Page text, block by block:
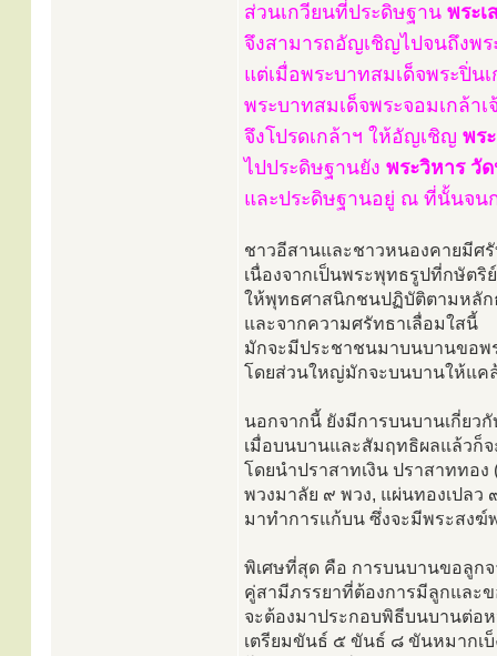
ส่วนเกวียนที่ประดิษฐาน พระเ
จึงสามารถอัญเชิญไปจนถึงพร
แต่เมื่อพระบาทสมเด็จพระปิ่น
พระบาทสมเด็จพระจอมเกล้า
จึงโปรดเกล้าฯ ให้อัญเชิญ พร
ไปประดิษฐานยัง พระวิหาร วั
และประดิษฐานอยู่ ณ ที่นั้นจน
ชาวอีสานและชาวหนองคายมีศ
เนื่องจากเป็นพระพุทธรูปที่กษัตริ
ให้พุทธศาสนิกชนปฏิบัติตามหลั
และจากความศรัทธาเลื่อมใสนี้
มักจะมีประชาชนมาบนบานขอพ
โดยส่วนใหญ่มักจะบนบานให้แค
นอกจากนี้ ยังมีการบนบานเกี่ยว
เมื่อบนบานและสัมฤทธิผลแล้วก็
โดยนำปราสาทเงิน ปราสาททอง
พวงมาลัย ๙ พวง, แผ่นทองเปลว
มาทำการแก้บน ซึ่งจะมีพระสงฆ์
พิเศษที่สุด คือ การบนบานขอลูก
คู่สามีภรรยาที่ต้องการมีลูกและ
จะต้องมาประกอบพิธีบนบานต่อ
เตรียมขันธ์ ๕ ขันธ์ ๘ ขันหมากเบ็